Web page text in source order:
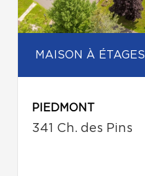
MAISON À ÉTAGES
PIEDMONT
341 Ch. des Pins